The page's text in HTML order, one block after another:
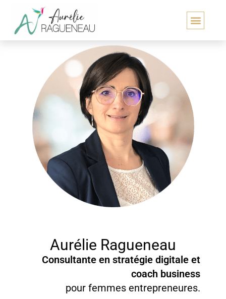
Aurélie Ragueneau
Consultante en stratégie digitale et
coach business
pour femmes entrepreneures.